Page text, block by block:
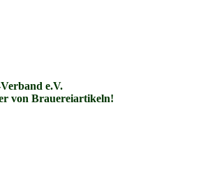
e.V.
von Brauereiartikeln!